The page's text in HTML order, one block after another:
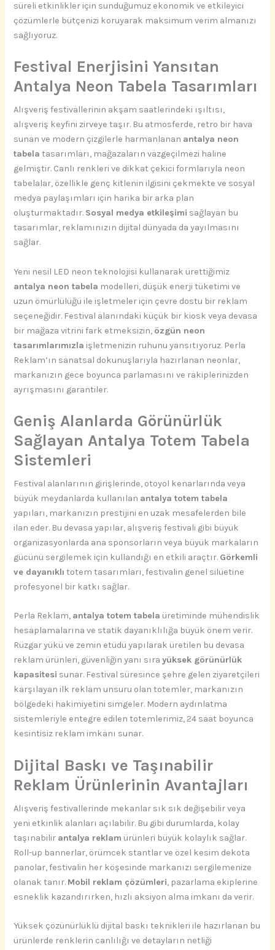
süreli etkinlikler için sunduğumuz ekonomik ve etkileyici
çözümlerle bütçenizi koruyarak maksimum verim almanızı
sağlıyoruz.
Festival Enerjisini Yansıtan
Antalya Neon Tabela Tasarımları
Alışveriş festivallerinin akşam saatlerindeki ışıltısı,
alışveriş keyfini zirveye taşır. Bu atmosferde, retro bir hava
sunan ve modern çizgilerle harmanlanan antalya neon
tabela tasarımları, mağazaların vazgeçilmezi haline
gelmiştir. Canlı renkleri ve dikkat çekici formlarıyla neon
tabelalar, özellikle genç kitlenin ilgisini çekmekte ve sosyal
medya paylaşımları için harika bir arka plan
oluşturmaktadır. Sosyal medya etkileşimi sağlayan bu
tasarımlar, reklamınızın dijital dünyada da yayılmasını
sağlar.
Yeni nesil LED neon teknolojisi kullanarak ürettiğimiz
antalya neon tabela modelleri, düşük enerji tüketimi ve
uzun ömürlülüğü ile işletmeler için çevre dostu bir reklam
seçeneğidir. Festival alanındaki küçük bir kiosk veya devasa
bir mağaza vitrini fark etmeksizin, özgün neon
tasarımlarımızla işletmenizin ruhunu yansıtıyoruz. Perla
Reklam’ın sanatsal dokunuşlarıyla hazırlanan neonlar,
markanızın gece boyunca parlamasını ve rakiplerinizden
ayrışmasını garantiler.
Geniş Alanlarda Görünürlük
Sağlayan Antalya Totem Tabela
Sistemleri
Festival alanlarının girişlerinde, otoyol kenarlarında veya
büyük meydanlarda kullanılan antalya totem tabela
yapıları, markanızın prestijini en uzak mesafelerden bile
ilan eder. Bu devasa yapılar, alışveriş festivali gibi büyük
organizasyonlarda ana sponsorların veya büyük markaların
gücünü sergilemek için kullandığı en etkili araçtır. Görkemli
ve dayanıklı totem tasarımları, festivalin genel silüetine
profesyonel bir katkı sağlar.
Perla Reklam, antalya totem tabela üretiminde mühendislik
hesaplamalarına ve statik dayanıklılığa büyük önem verir.
Rüzgar yükü ve zemin etüdü yapılarak üretilen bu devasa
reklam ürünleri, güvenliğin yanı sırayüksek görünürlük
kapasitesi sunar. Festival süresince şehre gelen ziyaretçileri
karşılayan ilk reklam unsuru olan totemler, markanızın
bölgedeki hakimiyetini simgeler. Modern aydınlatma
sistemleriyle entegre edilen totemlerimiz, 24 saat boyunca
kesintisiz reklam imkanı sunar.
Dijital Baskı ve Taşınabilir
Reklam Ürünlerinin Avantajları
Alışveriş festivallerinde mekanlar sık sık değişebilir veya
yeni etkinlik alanları açılabilir. Bu gibi durumlarda, kolay
taşınabilir antalya reklam ürünleri büyük kolaylık sağlar.
Roll-up bannerlar, örümcek stantlar ve özel kesim dekota
panolar, festivalin her köşesinde markanızı sergilemenize
olanak tanır. Mobil reklam çözümleri, pazarlama ekiplerine
esneklik kazandırırken, hızlı aksiyon alma imkanı da verir.
Yüksek çözünürlüklü dijital baskı teknikleri ile hazırlanan bu
ürünlerde renklerin canlılığı ve detayların netliği